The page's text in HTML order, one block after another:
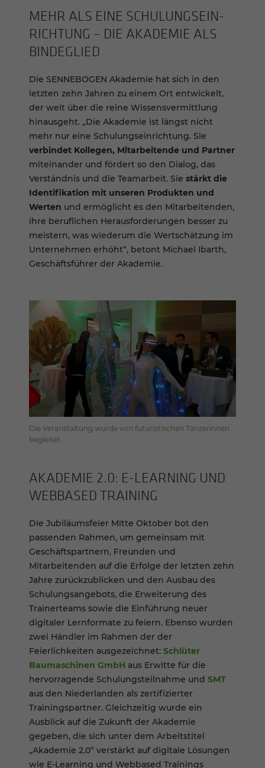
MEHR ALS EINE SCHU­LUNGS­EIN­
RICH­TUNG – DIE AKADE­MIE ALS
BINDE­GLIED
Die SENNEBOGEN Akademie hat sich in den
letzten zehn Jahren zu einem Ort entwickelt,
der weit über die reine Wissensvermittlung
hinausgeht. „Die Akademie ist längst nicht
mehr nur eine Schulungseinrichtung. Sie
verbindet Kollegen, Mitarbeitende und Partner
miteinander und fördert so den Dialog, das
Verständnis und die Teamarbeit. Sie stärkt die
Identifikation mit unseren Produkten und
Werten und ermöglicht es den Mitarbeitenden,
ihre beruflichen Herausforderungen besser zu
meistern, was wiederum die Wertschätzung im
Unternehmen erhöht“, betont Michael Ibarth,
Geschäftsführer der Akademie.
Die Veranstaltung wurde von futuristischen Tänzerinnen
begleitet.
AKADE­MIE 2.0: E-​LEARNING UND
WEBBA­SED TRAI­NING
Die Jubiläumsfeier Mitte Oktober bot den
passenden Rahmen, um gemeinsam mit
Geschäftspartnern, Freunden und
Mitarbeitenden auf die Erfolge der letzten zehn
Jahre zurückzublicken und den Ausbau des
Schulungsangebots, die Erweiterung des
Trainerteams sowie die Einführung neuer
digitaler Lernformate zu feiern. Ebenso wurden
zwei Händler im Rahmen der der
Feierlichkeiten ausgezeichnet: Schlüter
Baumaschinen GmbH aus Erwitte für die
hervorragende Schulungsteilnahme und SMT
aus den Niederlanden als zertifizierter
Trainingspartner. Gleichzeitig wurde ein
Ausblick auf die Zukunft der Akademie
gegeben, die sich unter dem Arbeitstitel
„Akademie 2.0“ verstärkt auf digitale Lösungen
wie E-Learning und Webbased Trainings